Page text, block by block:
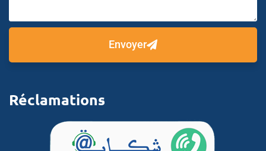
Envoyer
Réclamations